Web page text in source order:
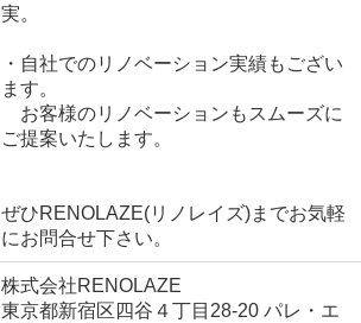
実。
・自社でのリノベーション実績もござい
ます。
お客様のリノベーションもスムーズに
ご提案いたします。
ぜひRENOLAZE(リノレイズ)までお気軽
にお問合せ下さい。
株式会社RENOLAZE
東京都新宿区四谷４丁目28-20 パレ・エ